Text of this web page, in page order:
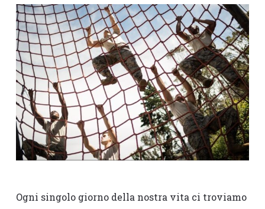
Ogni singolo giorno della nostra vita ci troviamo